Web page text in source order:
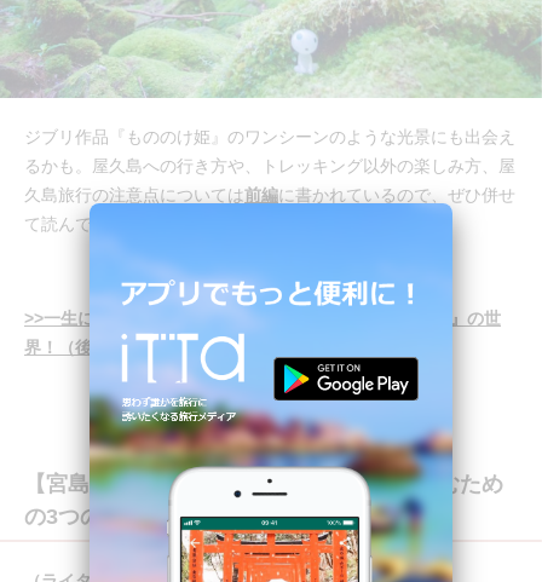
ジブリ作品『もののけ姫』のワンシーンのような光景にも出会え
るかも。屋久島への行き方や、トレッキング以外の楽しみ方、屋
久島旅行の注意点については前編に書かれているので、ぜひ併せ
て読んでみてくださいね。
>>一生に一度は屋久島へ。全てが神秘的な『もののけ姫』の世
界！（後編）（ライター：sorano）
【宮島】世界遺産「厳島神社」をより楽しむため
の3つの方法♪